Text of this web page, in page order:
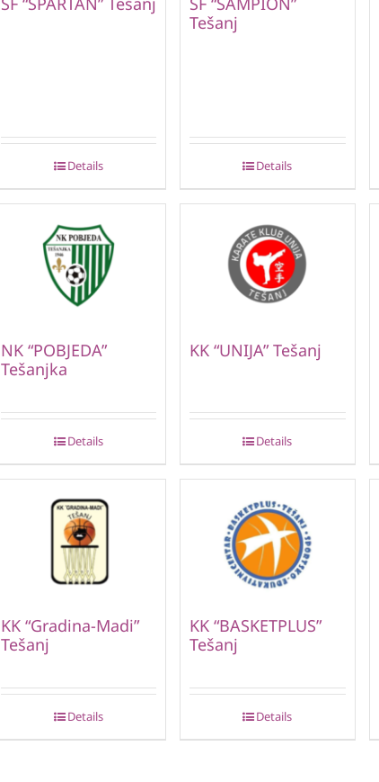
Details
Tešanj
Details
NK “POBJEDA”
Tešanjka
Details
KK “UNIJA” Tešanj
Details
KK “Gradina-Madi”
Tešanj
Details
KK “BASKETPLUS”
Tešanj
Details